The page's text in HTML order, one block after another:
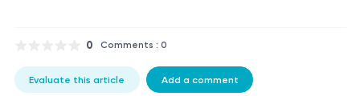
0 Comments : 0
Evaluate this article Add a comment